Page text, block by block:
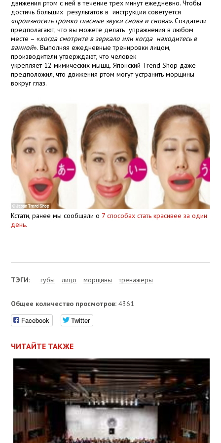
движения ртом с ней в течение трех минут ежедневно. Чтобы
достичь больших результатов в инструкции советуется
«произносить громко гласные звуки снова и снова». Создатели
предполагают, что вы можете делать упражнения в любом
месте – «когда смотрите в зеркало или когда находитесь в
ванной». Выполняя ежедневные тренировки лицом,
производители утверждают, что человек
укрепляет 12 мимических мышц. Японский Trend Shop даже
предположил, что движения ртом могут устранить морщины
вокруг глаз.
Кстати, ранее мы сообщали о 7 способах стать красивее за один
день.
ТЭГИ: губы лицо морщины тренажеры
Общее количество просмотров: 4361
Facebook Twitter
ЧИТАЙТЕ ТАКЖЕ